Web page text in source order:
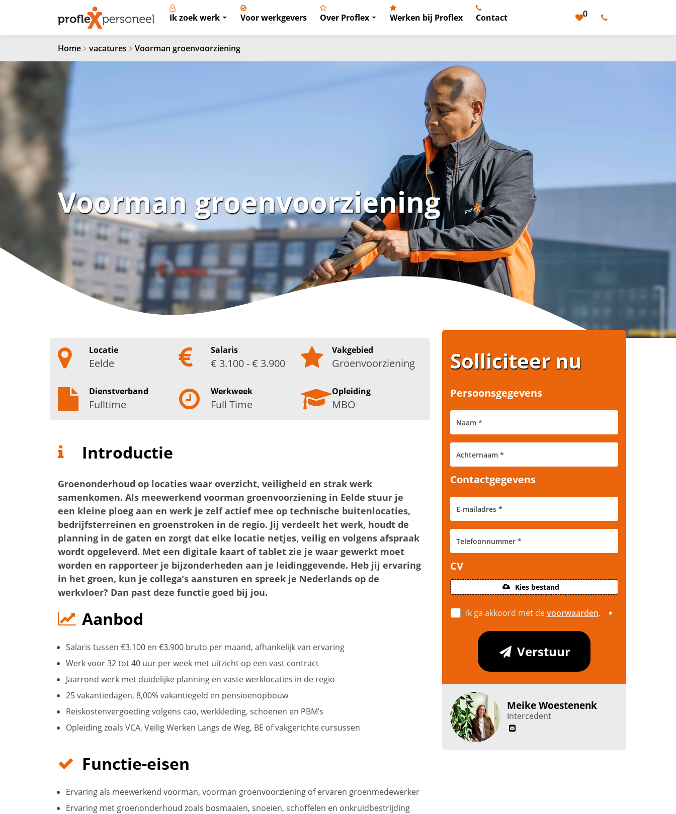
Ik zoek werk Voor werkgevers Over Proflex Werken bij Proflex Contact 0
Home vacatures Voorman groenvoorziening
Voorman groenvoorziening
Locatie
Eelde
Salaris
€ 3.100 - € 3.900
Vakgebied
Groenvoorziening
Dienstverband
Fulltime
Werkweek
Full Time
Opleiding
MBO
Introductie
Groenonderhoud op locaties waar overzicht, veiligheid en strak werk
samenkomen. Als meewerkend voorman groenvoorziening in Eelde stuur je
een kleine ploeg aan en werk je zelf actief mee op technische buitenlocaties,
bedrijfsterreinen en groenstroken in de regio. Jij verdeelt het werk, houdt de
planning in de gaten en zorgt dat elke locatie netjes, veilig en volgens afspraak
wordt opgeleverd. Met een digitale kaart of tablet zie je waar gewerkt moet
worden en rapporteer je bijzonderheden aan je leidinggevende. Heb jij ervaring
in het groen, kun je collega’s aansturen en spreek je Nederlands op de
werkvloer? Dan past deze functie goed bij jou.
Aanbod
Salaris tussen €3.100 en €3.900 bruto per maand, afhankelijk van ervaring
Werk voor 32 tot 40 uur per week met uitzicht op een vast contract
Jaarrond werk met duidelijke planning en vaste werklocaties in de regio
25 vakantiedagen, 8,00% vakantiegeld en pensioenopbouw
Reiskostenvergoeding volgens cao, werkkleding, schoenen en PBM’s
Opleiding zoals VCA, Veilig Werken Langs de Weg, BE of vakgerichte cursussen
Functie-eisen
Ervaring als meewerkend voorman, voorman groenvoorziening of ervaren groenmedewerker
Ervaring met groenonderhoud zoals bosmaaien, snoeien, schoffelen en onkruidbestrijding
Meike Woestenenk
Intercedent
Solliciteer nu
Persoonsgegevens
Contactgegevens
CV
Kies bestand
Ik ga akkoord met devoorwaarden.
Verstuur